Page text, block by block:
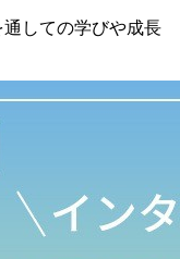
しての学びや成長